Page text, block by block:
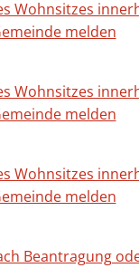
Wohnsitzes
melden
Wohnsitzes
melden
Wohnsitzes
melden
Beantragung